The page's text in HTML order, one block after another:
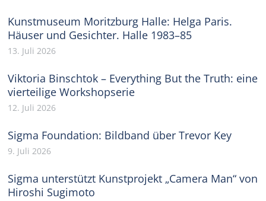
Kunstmuseum Moritzburg Halle: Helga Paris.
Häuser und Gesichter. Halle 1983–85
13. Juli 2026
Viktoria Binschtok – Everything But the Truth: eine
vierteilige Workshopserie
12. Juli 2026
Sigma Foundation: Bildband über Trevor Key
9. Juli 2026
Sigma unterstützt Kunstprojekt „Camera Man“ von
Hiroshi Sugimoto